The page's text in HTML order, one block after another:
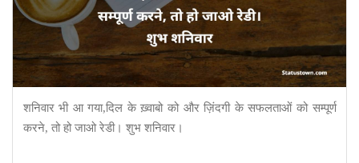
शनिवार भी आ गया,दिल के ख़्वाबो को और ज़िंदगी के सफलताओं को सम्पूर्ण
करने, तो हो जाओ रेडी। शुभ शनिवार।